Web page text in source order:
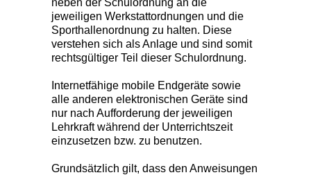
neben der Schulordnung an die
jeweiligen Werkstattordnungen und die
Sporthallenordnung zu halten. Diese
verstehen sich als Anlage und sind somit
rechtsgültiger Teil dieser Schulordnung.
Internetfähige mobile Endgeräte sowie
alle anderen elektronischen Geräte sind
nur nach Aufforderung der jeweiligen
Lehrkraft während der Unterrichtszeit
einzusetzen bzw. zu benutzen.
Grundsätzlich gilt, dass den Anweisungen